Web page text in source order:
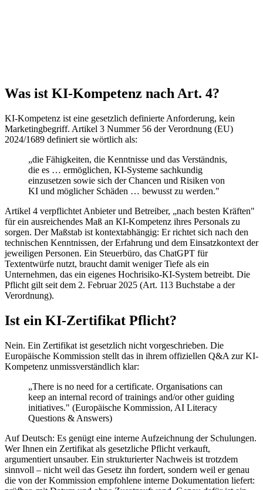
Was ist KI-Kompetenz nach Art. 4?
KI-Kompetenz ist eine gesetzlich definierte Anforderung, kein
Marketingbegriff. Artikel 3 Nummer 56 der Verordnung (EU)
2024/1689 definiert sie wörtlich als:
„die Fähigkeiten, die Kenntnisse und das Verständnis,
die es … ermöglichen, KI-Systeme sachkundig
einzusetzen sowie sich der Chancen und Risiken von
KI und möglicher Schäden … bewusst zu werden."
Artikel 4 verpflichtet Anbieter und Betreiber, „nach besten Kräften"
für ein ausreichendes Maß an KI-Kompetenz ihres Personals zu
sorgen. Der Maßstab ist kontextabhängig: Er richtet sich nach den
technischen Kenntnissen, der Erfahrung und dem Einsatzkontext der
jeweiligen Personen. Ein Steuerbüro, das ChatGPT für
Textentwürfe nutzt, braucht damit weniger Tiefe als ein
Unternehmen, das ein eigenes Hochrisiko-KI-System betreibt. Die
Pflicht gilt seit dem 2. Februar 2025 (Art. 113 Buchstabe a der
Verordnung).
Ist ein KI-Zertifikat Pflicht?
Nein. Ein Zertifikat ist gesetzlich nicht vorgeschrieben. Die
Europäische Kommission stellt das in ihrem offiziellen Q&A zur KI-
Kompetenz unmissverständlich klar:
„There is no need for a certificate. Organisations can
keep an internal record of trainings and/or other guiding
initiatives." (Europäische Kommission, AI Literacy
Questions & Answers)
Auf Deutsch: Es genügt eine interne Aufzeichnung der Schulungen.
Wer Ihnen ein Zertifikat als gesetzliche Pflicht verkauft,
argumentiert unsauber. Ein strukturierter Nachweis ist trotzdem
sinnvoll – nicht weil das Gesetz ihn fordert, sondern weil er genau
die von der Kommission empfohlene interne Dokumentation liefert: